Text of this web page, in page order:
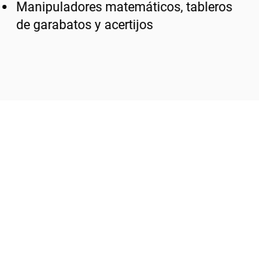
Manipuladores matemáticos, tableros
de garabatos y acertijos